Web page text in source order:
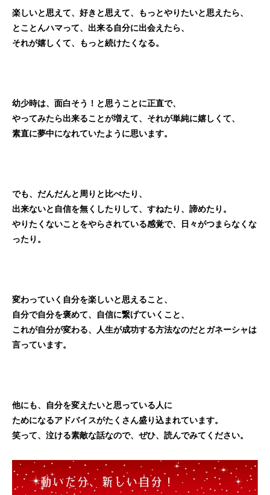
楽しいと思えて、好きと思えて、もっとやりたいと思えたら、
とことんハマって、出来る自分に出会えたら、
それが嬉しくて、もっと続けたくなる。
幼少時は、面白そう！と思うことに正直で、
やってみたら出来ることが増えて、それが単純に嬉しくて、
素直に夢中になれていたように思います。
でも、だんだんと周りと比べたり、
出来ないと自信を無くしたりして、すねたり、諦めたり。
やりたくないことをやらされている感覚で、日々がつまらなくな
ったり。
変わっていく自分を楽しいと思えること、
自分で自分を褒めて、自信に繋げていくこと、
これが自分が変わる、人生が成功する方法なのだとガネーシャは
言っています。
他にも、自分を変えたいと思っている人に
ためになるアドバイスがたくさん盛り込まれています。
笑って、泣ける素敵な話なので、ぜひ、読んでみてください。